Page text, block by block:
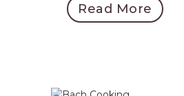
Read More